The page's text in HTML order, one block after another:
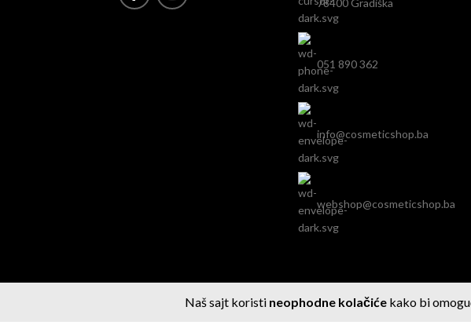
78400 Gradiška
051 890 362
info@cosmeticshop.ba
webshop@cosmeticshop.ba